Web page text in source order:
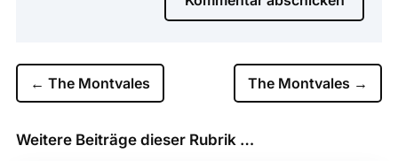
← The Montvales The Montvales →
Weitere Beiträge dieser Rubrik …